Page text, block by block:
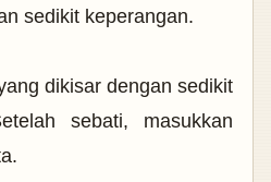
sedikit keperangan.
dikisar dengan sedikit
sebati, masukkan